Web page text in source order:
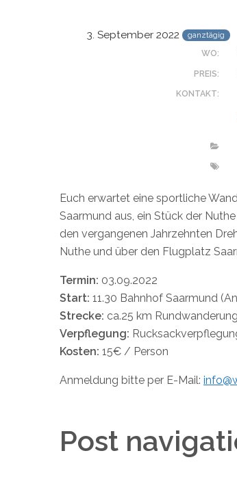
3. September 2022
ganztägig
WO:
PREIS:
KONTAKT:
Euch erwartet eine sportliche
Saarmund aus, ein Stück der
den vergangenen Jahrzehnten
Nuthe und über den Flugplatz
Termin: 03.09.2022
Start: 11.30 Bahnhof Saarmund
Strecke: ca.25 km Rundwanderung
Verpflegung:
Kosten: 15€ / Person
Anmeldung bitte per E-Mail:
Post